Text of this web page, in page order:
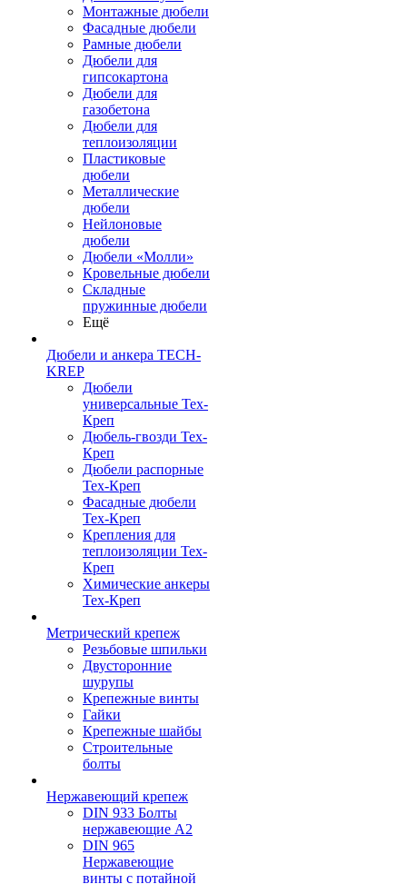
Монтажные дюбели
Фасадные дюбели
Рамные дюбели
Дюбели для
гипсокартона
Дюбели для
газобетона
Дюбели для
теплоизоляции
Пластиковые
дюбели
Металлические
дюбели
Нейлоновые
дюбели
Дюбели «Молли»
Кровельные дюбели
Складные
пружинные дюбели
Ещё
Дюбели и анкера TECH-
KREP
Дюбели
универсальные Тех-
Креп
Дюбель-гвозди Тех-
Креп
Дюбели распорные
Тех-Креп
Фасадные дюбели
Тех-Креп
Крепления для
теплоизоляции Тех-
Креп
Химические анкеры
Тех-Креп
Метрический крепеж
Резьбовые шпильки
Двусторонние
шурупы
Крепежные винты
Гайки
Крепежные шайбы
Строительные
болты
Нержавеющий крепеж
DIN 933 Болты
нержавеющие А2
DIN 965
Нержавеющие
винты с потайной